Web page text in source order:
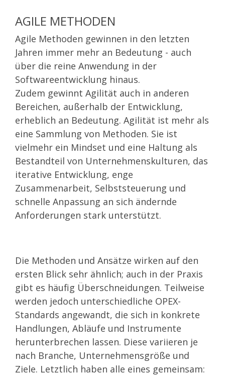
AGILE METHODEN
Agile Methoden gewinnen in den letzten
Jahren immer mehr an Bedeutung - auch
über die reine Anwendung in der
Softwareentwicklung hinaus.
Zudem gewinnt Agilität auch in anderen
Bereichen, außerhalb der Entwicklung,
erheblich an Bedeutung. Agilität ist mehr als
eine Sammlung von Methoden. Sie ist
vielmehr ein Mindset und eine Haltung als
Bestandteil von Unternehmenskulturen, das
iterative Entwicklung, enge
Zusammenarbeit, Selbststeuerung und
schnelle Anpassung an sich ändernde
Anforderungen stark unterstützt.
Die Methoden und Ansätze wirken auf den
ersten Blick sehr ähnlich; auch in der Praxis
gibt es häufig Überschneidungen. Teilweise
werden jedoch unterschiedliche OPEX-
Standards angewandt, die sich in konkrete
Handlungen, Abläufe und Instrumente
herunterbrechen lassen. Diese variieren je
nach Branche, Unternehmensgröße und
Ziele. Letztlich haben alle eines gemeinsam: